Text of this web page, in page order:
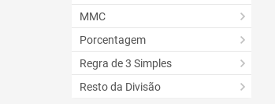
MMC
Porcentagem
Regra de 3 Simples
Resto da Divisão